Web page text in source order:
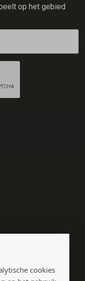
cookies
op het gebied